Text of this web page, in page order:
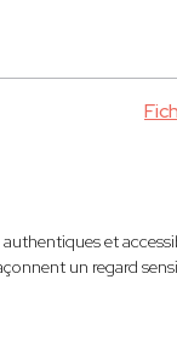
et
un regard